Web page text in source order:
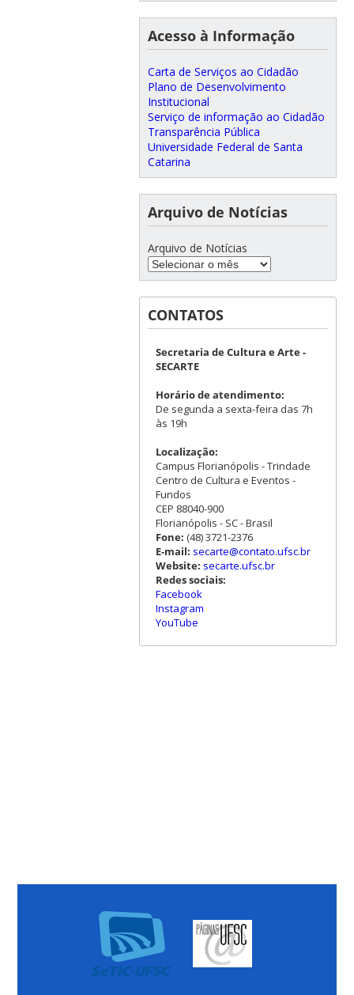
Acesso à Informação
Carta de Serviços ao Cidadão
Plano de Desenvolvimento
Institucional
Serviço de informação ao Cidadão
Transparência Pública
Universidade Federal de Santa
Catarina
Arquivo de Notícias
Arquivo de Notícias
CONTATOS
Secretaria de Cultura e Arte -
SECARTE
Horário de atendimento:
De segunda a sexta-feira das 7h
às 19h
Localização:
Campus Florianópolis - Trindade
Centro de Cultura e Eventos -
Fundos
CEP 88040-900
Florianópolis - SC - Brasil
Fone: (48) 3721-2376
E-mail: secarte@contato.ufsc.br
Website: secarte.ufsc.br
Redes sociais:
Facebook
Instagram
YouTube